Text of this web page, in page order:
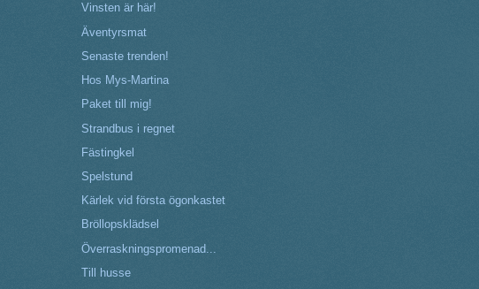
Vinsten är här!
Äventyrsmat
Senaste trenden!
Hos Mys-Martina
Paket till mig!
Strandbus i regnet
Fästingkel
Spelstund
Kärlek vid första ögonkastet
Bröllopsklädsel
Överraskningspromenad...
Till husse